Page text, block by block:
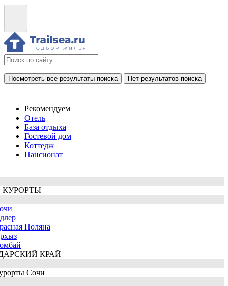
Посмотреть все результаты поиска Нет результатов поиска
Рекомендуем
Отель
База отдыха
Гостевой дом
Коттедж
Пансионат
КУРОРТЫ
Поляна
КРАЙ
Сочи